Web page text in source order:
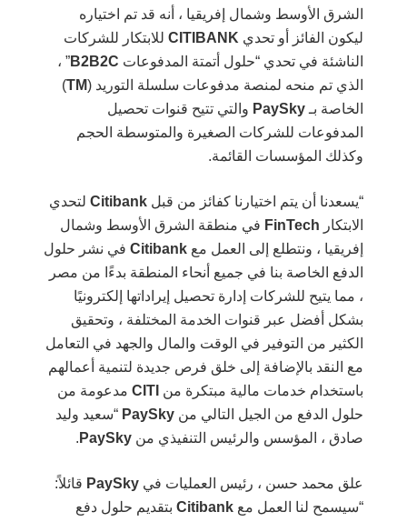
الشرق الأوسط وشمال إفريقيا ، أنه قد تم اختياره
ليكون الفائز أو تحدي CITIBANK للابتكار للشركات
الناشئة في تحدي “حلول أتمتة المدفوعات B2B2C” ،
الذي تم منحه لمنصة مدفوعات سلسلة التوريد (TM
)
الخاصة بـPaySky والتي تتيح قنوات تحصيل
المدفوعات للشركات الصغيرة والمتوسطة الحجم
وكذلك المؤسسات القائمة.
“يسعدنا أن يتم اختيارنا كفائز من قبل Citibank لتحدي
الابتكار FinTech في منطقة الشرق الأوسط وشمال
إفريقيا ، ونتطلع إلى العمل مع Citibank في نشر حلول
الدفع الخاصة بنا في جميع أنحاء المنطقة بدءًا من مصر
، مما يتيح للشركات إدارة تحصيل إيراداتها إلكترونيًا
بشكل أفضل عبر قنوات الخدمة المختلفة ، وتحقيق
الكثير من التوفير في الوقت والمال والجهد في التعامل
مع النقد بالإضافة إلى خلق فرص جديدة لتنمية أعمالهم
باستخدام خدمات مالية مبتكرة من CITI مدعومة من
حلول الدفع من الجيل التالي من PaySky “سعيد وليد
صادق ، المؤسس والرئيس التنفيذي من PaySky
.
علق محمد حسن ، رئيس العمليات في PaySky قائلاً:
“سيسمح لنا العمل مع Citibank بتقديم حلول دفع